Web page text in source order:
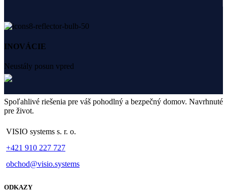
INOVÁCIE
Neustály posun vpred
Spoľahlivé riešenia pre váš pohodlný a bezpečný domov. Navrhnuté
pre život.
VISIO systems s. r. o.
+421 910 227 727
obchod@visio.systems
ODKAZY